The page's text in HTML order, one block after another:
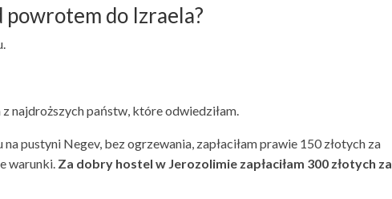
do Izraela?
najdroższych państw, które odwiedziłam.
pustyni Negev, bez ogrzewania, zapłaciłam prawie 150 złotych za
warunki. Za dobry hostel w Jerozolimie zapłaciłam 300 złotych za